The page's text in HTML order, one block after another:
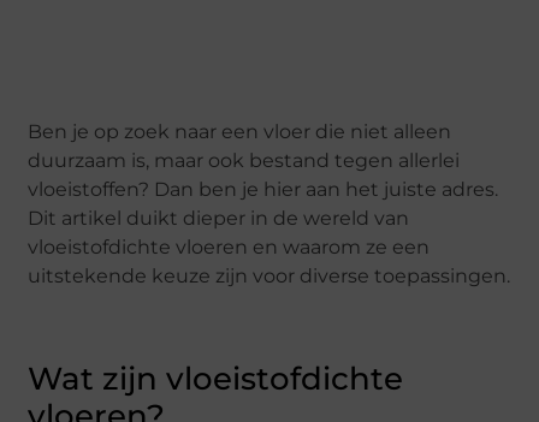
Ben je op zoek naar een vloer die niet alleen
duurzaam is, maar ook bestand tegen allerlei
vloeistoffen? Dan ben je hier aan het juiste adres.
Dit artikel duikt dieper in de wereld van
vloeistofdichte vloeren en waarom ze een
uitstekende keuze zijn voor diverse toepassingen.
Wat zijn vloeistofdichte